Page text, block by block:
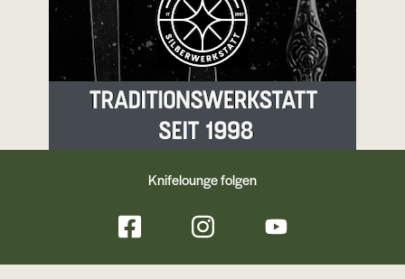
Knifelounge folgen